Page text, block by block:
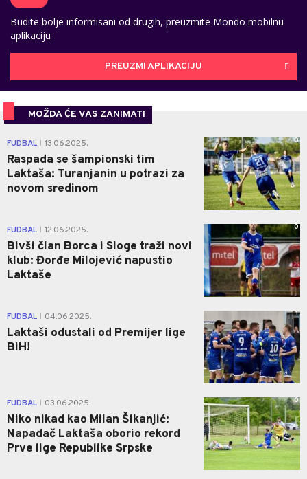
Budite bolje informisani od drugih, preuzmite Mondo mobilnu
aplikaciju
PREUZMI APLIKACIJU
MOŽDA ĆE VAS ZANIMATI
FUDBAL 13.06.2025.
Raspada se šampionski tim
Laktaša: Turanjanin u potrazi za
novom sredinom
0
FUDBAL 12.06.2025.
Bivši član Borca i Sloge traži novi
klub: Đorđe Milojević napustio
Laktaše
0
FUDBAL 04.06.2025.
Laktaši odustali od Premijer lige
BiH!
1
FUDBAL 03.06.2025.
Niko nikad kao Milan Šikanjić:
Napadač Laktaša oborio rekord
Prve lige Republike Srpske
0